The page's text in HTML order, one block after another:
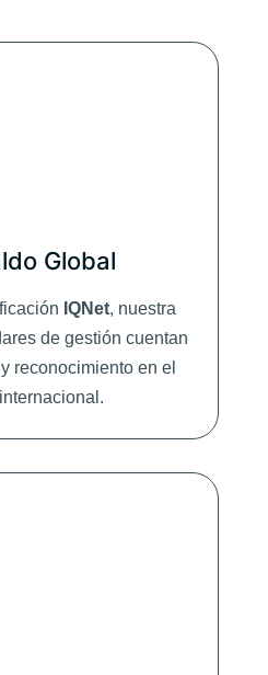
Global
IQNet, nuestra
de gestión cuentan
reconocimiento en el